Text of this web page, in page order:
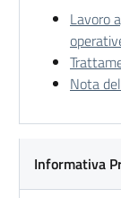
Lavoro
Nota
Informativa